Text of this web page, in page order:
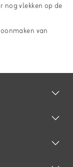
nog vlekken op de
van